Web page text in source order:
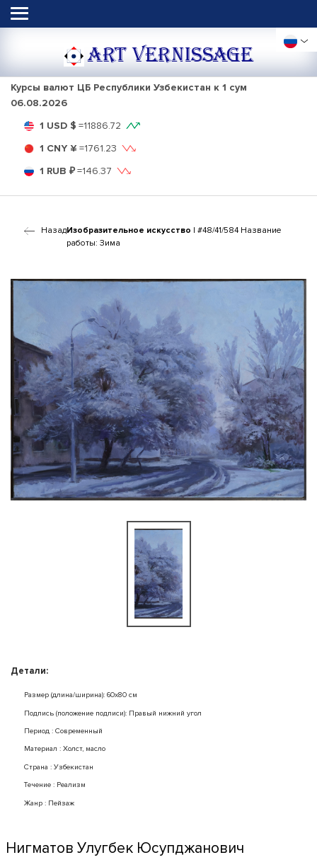
ART VERNISSAGE
Курсы валют ЦБ Республики Узбекистан к 1 сум
06.08.2026
1 USD $ =11886.72
1 CNY ¥ =1761.23
1 RUB ₽=146.37
НазадИзобразительное искусство | #48/41/584 Название
работы: Зима
Детали:
Размер (длина/ширина): 60x80 см
Подпись (положение подписи): Правый нижний угол
Период : Современный
Mатериал : Холст, масло
Страна : Узбекистан
Течение : Реализм
Жанр : Пейзаж
Нигматов Улугбек Юсупджанович